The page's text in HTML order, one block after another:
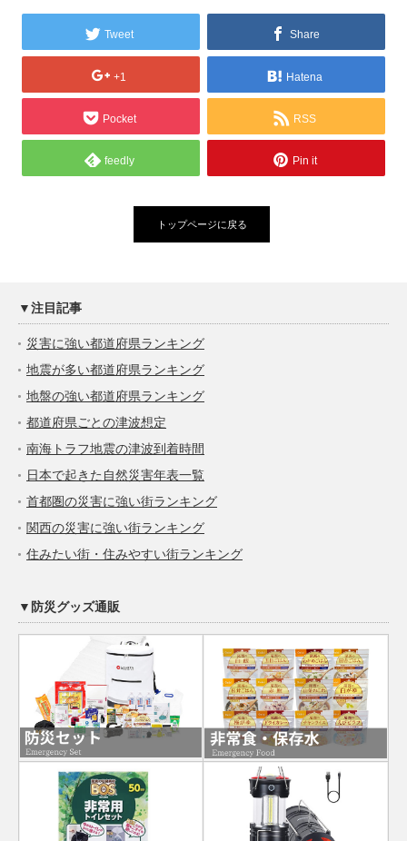
Tweet Share
+1 Hatena
Pocket RSS
feedly Pin it
トップページに戻る
▼注目記事
災害に強い都道府県ランキング
地震が多い都道府県ランキング
地盤の強い都道府県ランキング
都道府県ごとの津波想定
南海トラフ地震の津波到着時間
日本で起きた自然災害年表一覧
首都圏の災害に強い街ランキング
関西の災害に強い街ランキング
住みたい街・住みやすい街ランキング
▼防災グッズ通販